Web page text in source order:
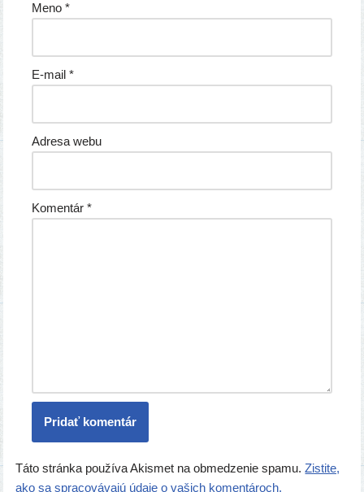
Meno*
E-mail*
Adresa webu
Komentár*
Táto stránka používa Akismet na obmedzenie spamu.Zistite,
ako sa spracovávajú údaje o vašich komentároch.